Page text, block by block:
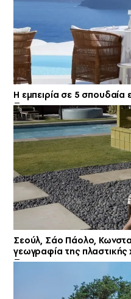
Η εμπειρία σε 5 σπουδαία
Σεούλ, Σάο Πάολο,
γεωγραφία της πλαστικής